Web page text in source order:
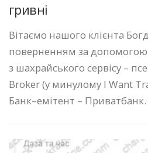
гривні
Вітаємо нашого клієнта
поверненням за
з шахрайського сервісу –
Broker (у минулому I Want
Банк–емітент –